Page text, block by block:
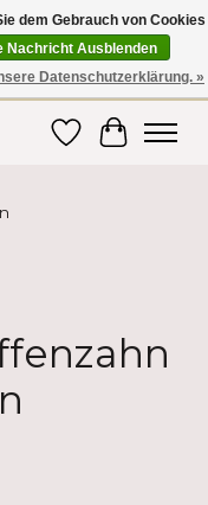
Schule, Büro, Papier,
bequem nach
Wunschzettel
Ihr
dem Gebrauch von Cookies
Nachricht Ausblenden
Datenschutzerklärung. »